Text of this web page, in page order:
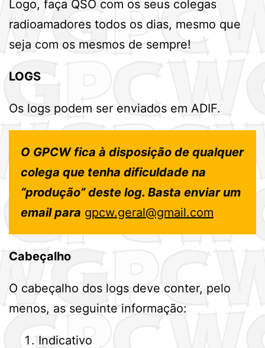
Logo, faça QSO com os seus colegas
radioamadores todos os dias, mesmo que
seja com os mesmos de sempre!
LOGS
Os logs podem ser enviados em ADIF.
O GPCW fica à disposição de qualquer
colega que tenha dificuldade na
“produção” deste log. Basta enviar um
email para gpcw.geral@gmail.com
Cabeçalho
O cabeçalho dos logs deve conter, pelo
menos, as seguinte informação:
Indicativo